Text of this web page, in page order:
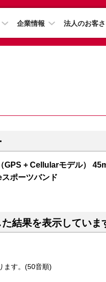
企業情報 法人のお客さ
+ Cellularモデル）
ポーツバンド
結果を表示していま
ます。(50音順)